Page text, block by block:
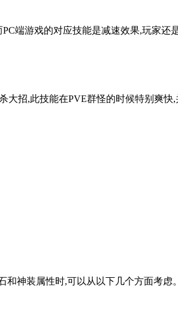
端游戏的对应技能是减速效果,玩家还
招,此技能在PVE群怪的时候特别爽快,
神装属性时,可以从以下几个方面考虑。